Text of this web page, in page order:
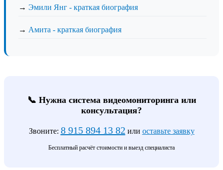
→ Эмили Янг - краткая биография
→ Амита - краткая биография
📞 Нужна система видеомониторинга или
консультация?
Звоните: 8 915 894 13 82 или оставьте заявку
Бесплатный расчёт стоимости и выезд специалиста